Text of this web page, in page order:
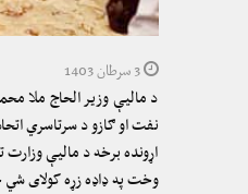
3 سرطان 1403
د مالیې وزیر الحاج ملا
نفت او ګازو د سرتاسري
اړونده برخه د مالیې
وخت په ډاډه زړه کولای